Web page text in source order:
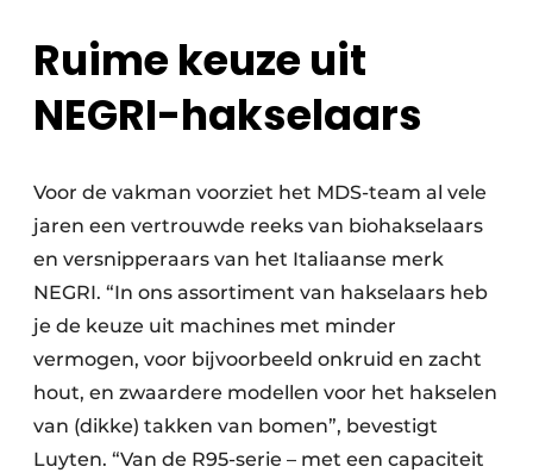
Ruime keuze uit
NEGRI-hakselaars
Voor de vakman voorziet het MDS-team al vele
jaren een vertrouwde reeks van biohakselaars
en versnipperaars van het Italiaanse merk
NEGRI. “In ons assortiment van hakselaars heb
je de keuze uit machines met minder
vermogen, voor bijvoorbeeld onkruid en zacht
hout, en zwaardere modellen voor het hakselen
van (dikke) takken van bomen”, bevestigt
Luyten. “Van de R95-serie – met een capaciteit